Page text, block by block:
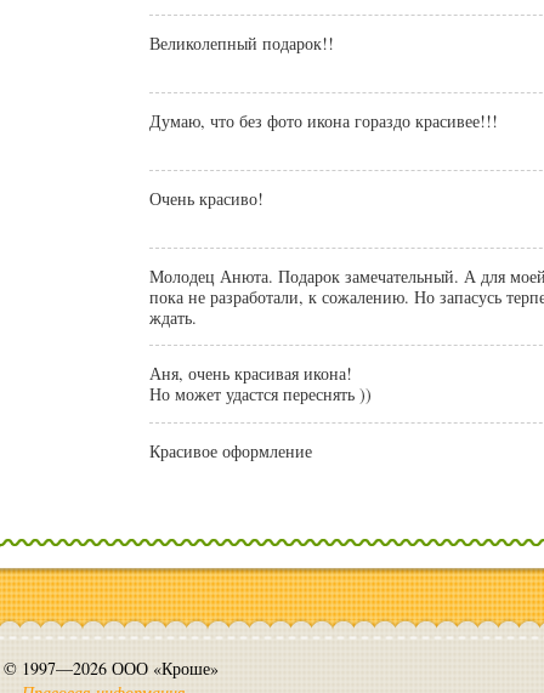
Великолепный подарок!!
Думаю, что без фото икона гораздо красивее!!!
Очень красиво!
Молодец Анюта. Подарок замечательный. А для
пока не разработали, к сожалению. Но запасусь
ждать.
Аня, очень красивая икона!
Но может удастся переснять ))
Красивое оформление
© 1997—2026 ООО «Кроше»